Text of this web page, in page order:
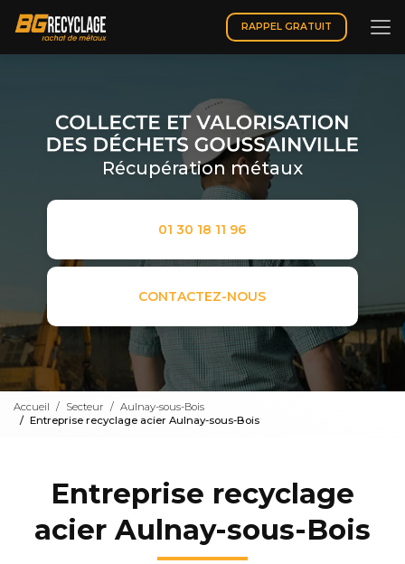
contenu
principal
RAPPEL GRATUIT
Récupération métaux
01 30 18 11 96
CONTACTEZ-NOUS
Accueil Secteur
Aulnay-sous-Bois
Entreprise recyclage acier Aulnay-sous-Bois
Entreprise recyclage
acier Aulnay-sous-Bois